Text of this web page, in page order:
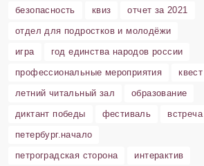
безопасность
квиз
отчет за 2021
отдел для подростков и молодёжи
игра
год единства народов россии
профессиональные мероприятия
квест
летний читальный зал
образование
диктант победы
фестиваль
встреча
петербург.начало
петроградская сторона
интерактив